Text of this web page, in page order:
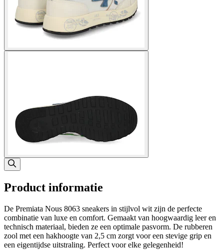
Product informatie
De Premiata Nous 8063 sneakers in stijlvol wit zijn de perfecte
combinatie van luxe en comfort. Gemaakt van hoogwaardig leer en
technisch materiaal, bieden ze een optimale pasvorm. De rubberen
zool met een hakhoogte van 2,5 cm zorgt voor een stevige grip en
een eigentijdse uitstraling. Perfect voor elke gelegenheid!